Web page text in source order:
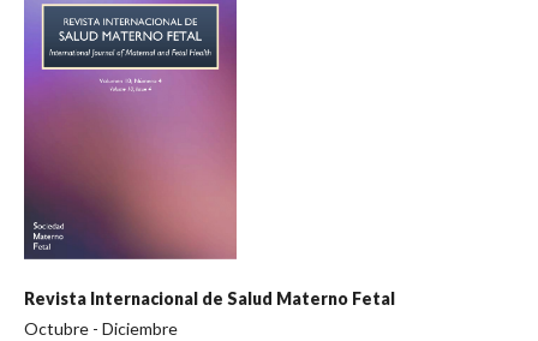
Revista Internacional de Salud Materno Fetal
Octubre - Diciembre